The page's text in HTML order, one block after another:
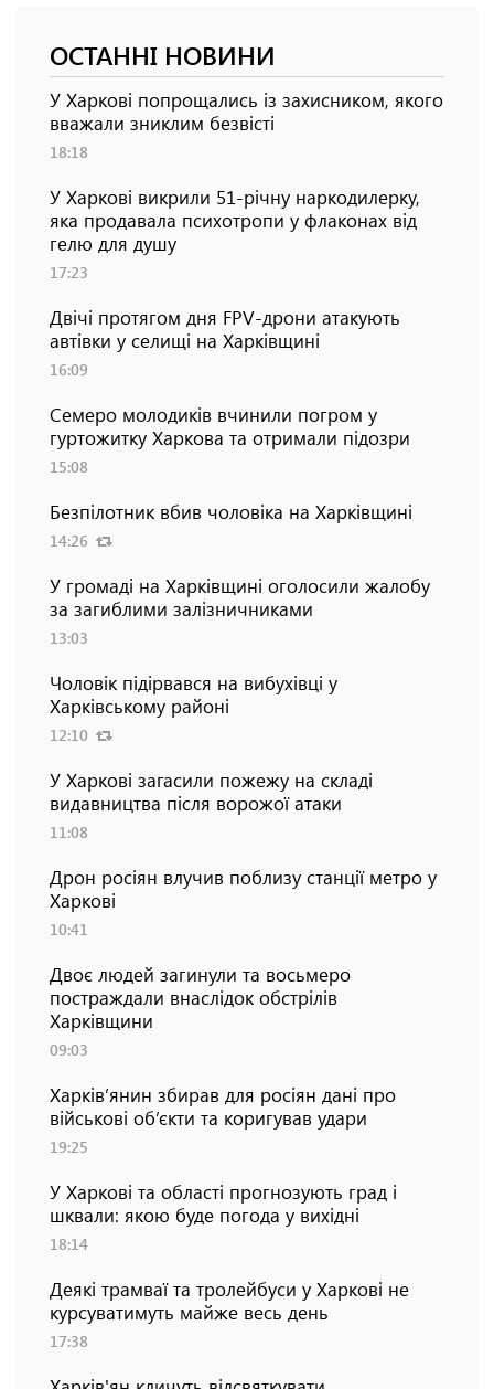
ОСТАННІ НОВИНИ
У Харкові попрощались із захисником, якого
вважали зниклим безвісті
18:18
У Харкові викрили 51-річну наркодилерку,
яка продавала психотропи у флаконах від
гелю для душу
17:23
Двічі протягом дня FPV-дрони атакують
автівки у селищі на Харківщині
16:09
Семеро молодиків вчинили погром у
гуртожитку Харкова та отримали підозри
15:08
Безпілотник вбив чоловіка на Харківщині
14:26
У громаді на Харківщині оголосили жалобу
за загиблими залізничниками
13:03
Чоловік підірвався на вибухівці у
Харківському районі
12:10
У Харкові загасили пожежу на складі
видавництва після ворожої атаки
11:08
Дрон росіян влучив поблизу станції метро у
Харкові
10:41
Двоє людей загинули та восьмеро
постраждали внаслідок обстрілів
Харківщини
09:03
Харків’янин збирав для росіян дані про
військові об’єкти та коригував удари
19:25
У Харкові та області прогнозують град і
шквали: якою буде погода у вихідні
18:14
Деякі трамваї та тролейбуси у Харкові не
курсуватимуть майже весь день
17:38